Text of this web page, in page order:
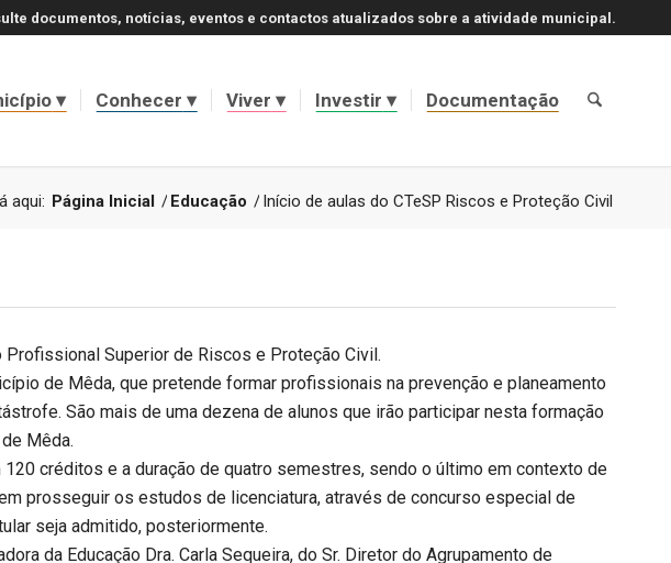
documentos, notícias, eventos e contactos atualizados sobre a atividade municipal.
Conhecer Viver Investir Documentação
aqui: Página Inicial / Educação / Início de aulas do CTeSP Riscos e Proteção Civil
Superior de Riscos e Proteção Civil.
de Mêda, que pretende formar profissionais na prevenção e planeamento
São mais de uma dezena de alunos que irão participar nesta formação
Mêda.
créditos e a duração de quatro semestres, sendo o último em contexto de
prosseguir os estudos de licenciatura, através de concurso especial de
seja admitido, posteriormente.
da Educação Dra. Carla Sequeira, do Sr. Diretor do Agrupamento de